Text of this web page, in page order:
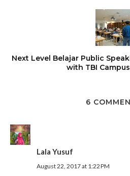
Next Level Belajar Public
with TBI
6
Lala Yusuf
August 22, 2017 at 1:22 PM